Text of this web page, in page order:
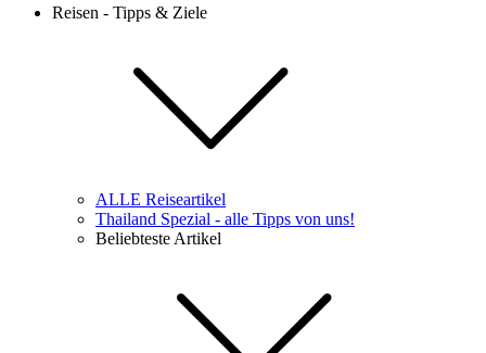
Reisen - Tipps & Ziele
ALLE Reiseartikel
Thailand Spezial - alle Tipps von uns!
Beliebteste Artikel